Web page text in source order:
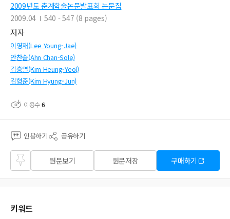
2009년도 춘계학술논문발표회 논문집
2009.04
540 - 547 (8 pages)
저자
이영재(Lee Young-Jae)
안찬솔(Ahn Chan-Sole)
김흥열(Kim Heung-Yeol)
김형준(Kim Hyung-Jun)
이용수6
인용하기 공유하기
즐겨
찾기
원문보기 원문저장 구매하기
키워드